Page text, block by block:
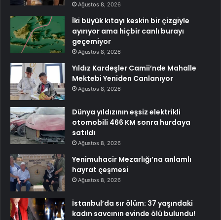
Ağustos 8, 2026
İki büyük kıtayı keskin bir çizgiyle
ayırıyor ama hiçbir canlı burayı
geçemiyor
Ağustos 8, 2026
Yıldız Kardeşler Camii’nde Mahalle
Mektebi Yeniden Canlanıyor
Ağustos 8, 2026
Dünya yıldızının eşsiz elektrikli
otomobili 466 KM sonra hurdaya
satıldı
Ağustos 8, 2026
Yenimuhacir Mezarlığı’na anlamlı
hayrat çeşmesi
Ağustos 8, 2026
İstanbul’da sır ölüm: 37 yaşındaki
kadın savcının evinde ölü bulundu!